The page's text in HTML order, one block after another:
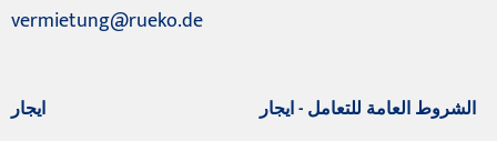
vermietung@rueko.de
ايجار
الشروط العامة للتعامل - ايجار